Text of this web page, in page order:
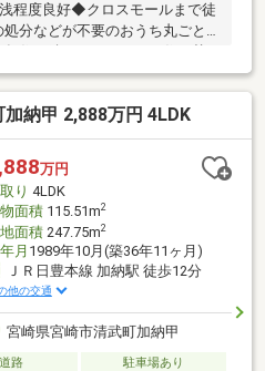
程度良好◆クロスモールまで徒
分などが不要のおうち丸ごと買
プならではのお勧めプランをご
ださいませ(^^)/
納甲 2,888万円 4LDK
万円
り 4LDK
面積115.51m2
面積247.75m2
月 1989年10月(築36年11ヶ月)
ＪＲ日豊本線 加納駅 徒歩12分
他の交通
宮崎県宮崎市清武町加納甲
路
駐車場あり